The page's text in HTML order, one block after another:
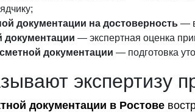
документации на достоверность —
документации — экспертная оценка
документации — подготовка
экспертизу
документации в Ростове